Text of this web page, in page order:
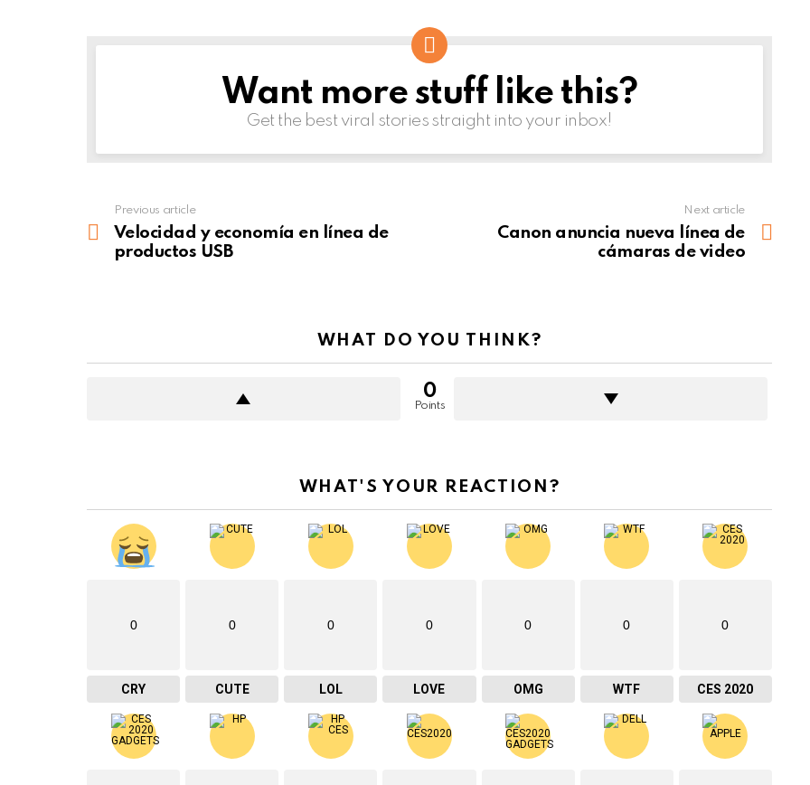
NEWSLETTERWant more stuff like this?
Get the best viral stories straight into your inbox!
more
Previous article
Velocidad y economía en línea de
productos USB
Next article
Canon anuncia nueva línea de
cámaras de video
WHAT DO YOU THINK?
0
Points
WHAT'S YOUR REACTION?
0
CRY
0
CUTE
0
LOL
0
LOVE
0
OMG
0
WTF
0
CES 2020